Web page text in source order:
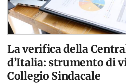
La verifica della
d’Italia: strumento di
Collegio Sindacale